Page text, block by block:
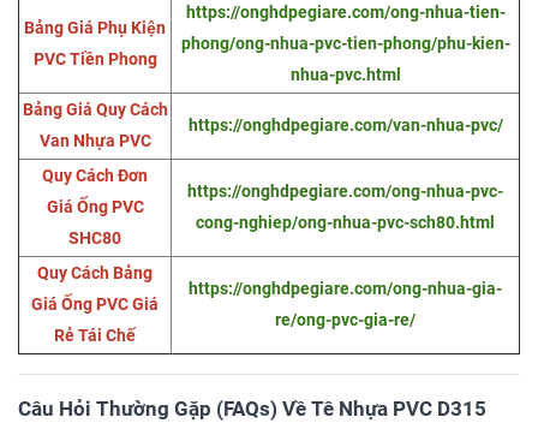
Bảng Giá Phụ Kiện
PVC Tiền Phong
https://onghdpegiare.com/ong-nhua-tien-
phong/ong-nhua-pvc-tien-phong/phu-kien-
nhua-pvc.html
Bảng Giá Quy Cách
Van Nhựa PVC
https://onghdpegiare.com/van-nhua-pvc/
Quy Cách Đơn
Giá Ống PVC
SHC80
https://onghdpegiare.com/ong-nhua-pvc-
cong-nghiep/ong-nhua-pvc-sch80.html
Quy Cách Bảng
Giá Ống PVC Giá
Rẻ Tái Chế
https://onghdpegiare.com/ong-nhua-gia-
re/ong-pvc-gia-re/
Câu Hỏi Thường Gặp (FAQs) Về Tê Nhựa PVC D315